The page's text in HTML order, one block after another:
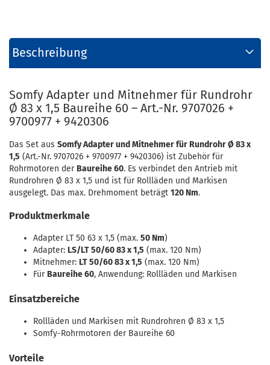
Beschreibung
Somfy Adapter und Mitnehmer für Rundrohr
Ø 83 x 1,5 Baureihe 60 – Art.-Nr. 9707026 +
9700977 + 9420306
Das Set aus Somfy Adapter und Mitnehmer für Rundrohr Ø 83 x
1,5 (Art.-Nr. 9707026 + 9700977 + 9420306) ist Zubehör für
Rohrmotoren der Baureihe 60. Es verbindet den Antrieb mit
Rundrohren Ø 83 x 1,5 und ist für Rollläden und Markisen
ausgelegt. Das max. Drehmoment beträgt 120 Nm.
Produktmerkmale
Adapter LT 50 63 x 1,5 (max. 50 Nm)
Adapter: LS/LT 50/60 83 x 1,5 (max. 120 Nm)
Mitnehmer: LT 50/60 83 x 1,5 (max. 120 Nm)
Für Baureihe 60, Anwendung: Rollläden und Markisen
Einsatzbereiche
Rollläden und Markisen mit Rundrohren Ø 83 x 1,5
Somfy-Rohrmotoren der Baureihe 60
Vorteile